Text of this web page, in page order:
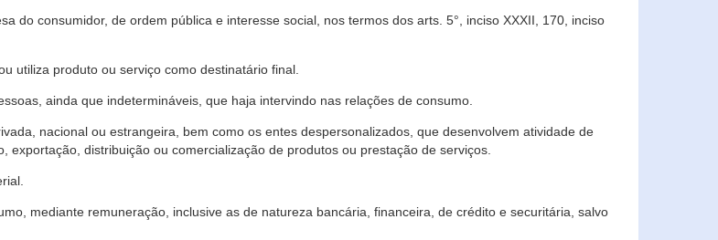
do consumidor, de ordem pública e interesse social, nos termos dos arts. 5°, inciso XXXII, 170, inciso
utiliza produto ou serviço como destinatário final.
ainda que indetermináveis, que haja intervindo nas relações de consumo.
nacional ou estrangeira, bem como os entes despersonalizados, que desenvolvem atividade de
distribuição ou comercialização de produtos ou prestação de serviços.
mediante remuneração, inclusive as de natureza bancária, financeira, de crédito e securitária, salvo